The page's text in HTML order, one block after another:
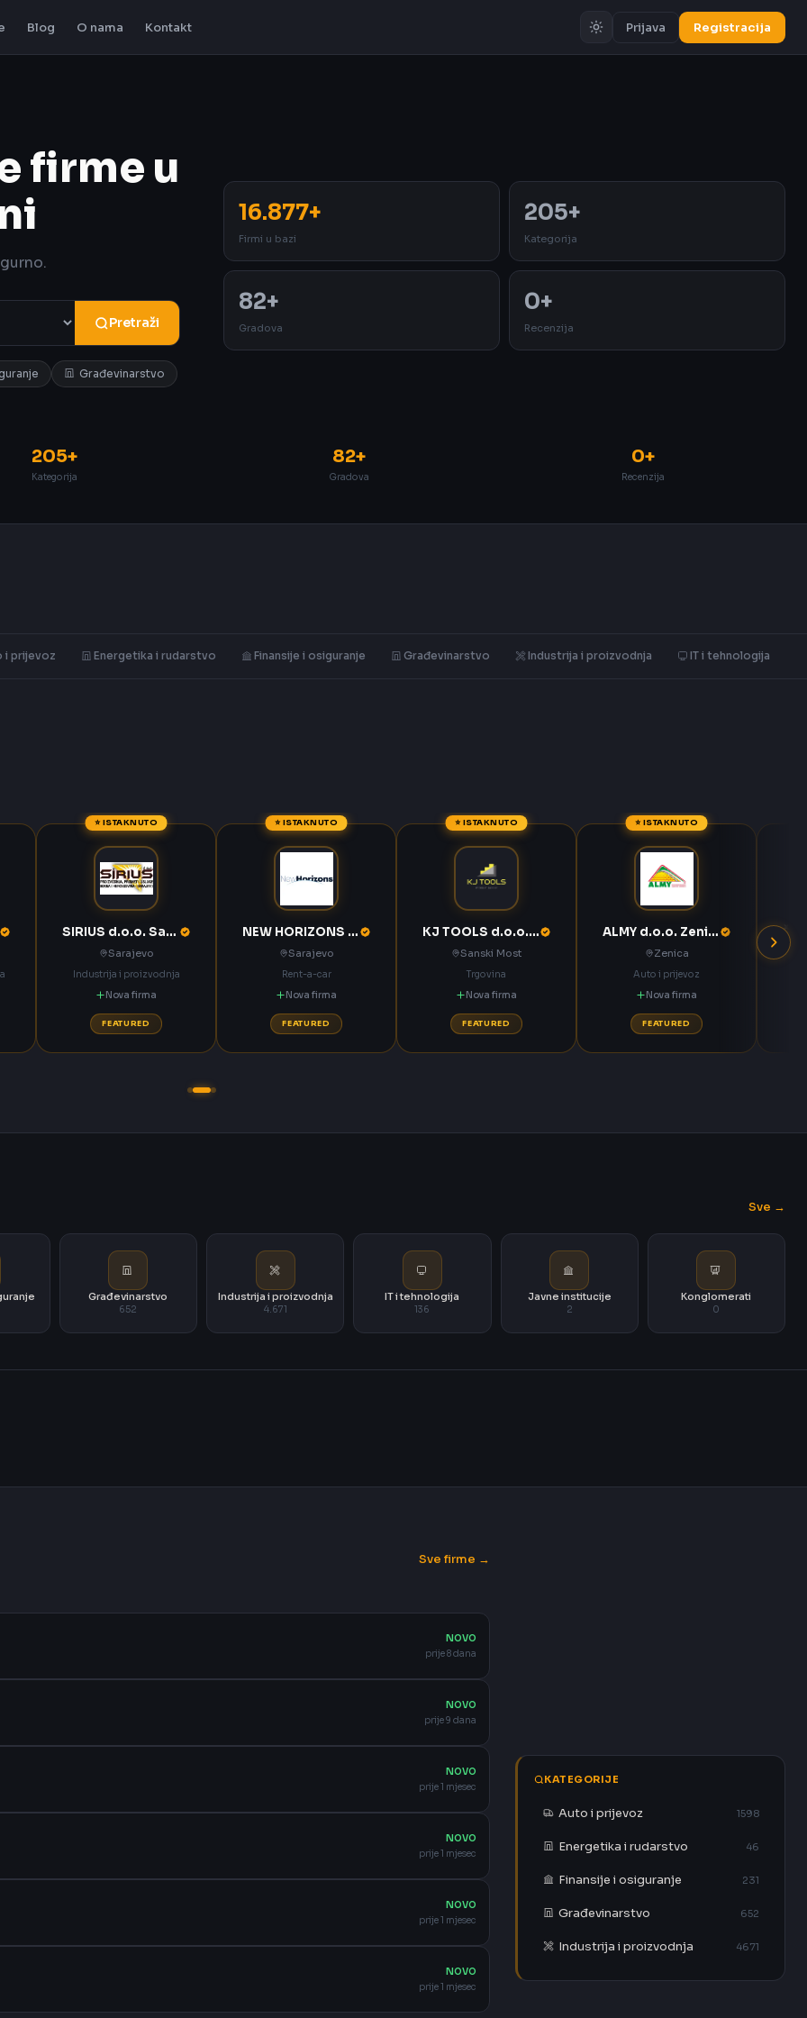
Blog O nama Kontakt Prijava Registracija
firme u
Pretraži
Građevinarstvo
16.877+
Firmi u bazi
205+
Kategorija
82+
Gradova
0+
Recenzija
205+
Kategorija
82+
Gradova
0+
Recenzija
i prijevoz Energetika i rudarstvo Finansije i osiguranje Građevinarstvo Industrija i proizvodnja IT i tehnologija
⭐ ISTAKNUTO
SIRIUS d.o.o. Sarajevo
Sarajevo
Industrija i proizvodnja
Nova firma
FEATURED
⭐ ISTAKNUTO
NEW HORIZONS d.o.o. Sarajevo
Sarajevo
Rent-a-car
Nova firma
FEATURED
⭐ ISTAKNUTO
KJ TOOLS d.o.o. Sanski Most
Sanski Most
Trgovina
Nova firma
FEATURED
⭐ ISTAKNUTO
ALMY d.o.o. Zenica
Zenica
Auto i prijevoz
Nova firma
FEATURED
Sve →
Građevinarstvo
652
Industrija i proizvodnja
4.671
IT i tehnologija
136
Javne institucije
2
Konglomerati
0
Sve firme →
NOVO
prije 8 dana
NOVO
prije 9 dana
NOVO
prije 1 mjesec
NOVO
prije 1 mjesec
NOVO
prije 1 mjesec
NOVO
prije 1 mjesec
KATEGORIJE
Auto i prijevoz 1598
Energetika i rudarstvo 46
Finansije i osiguranje 231
Građevinarstvo 652
Industrija i proizvodnja 4671